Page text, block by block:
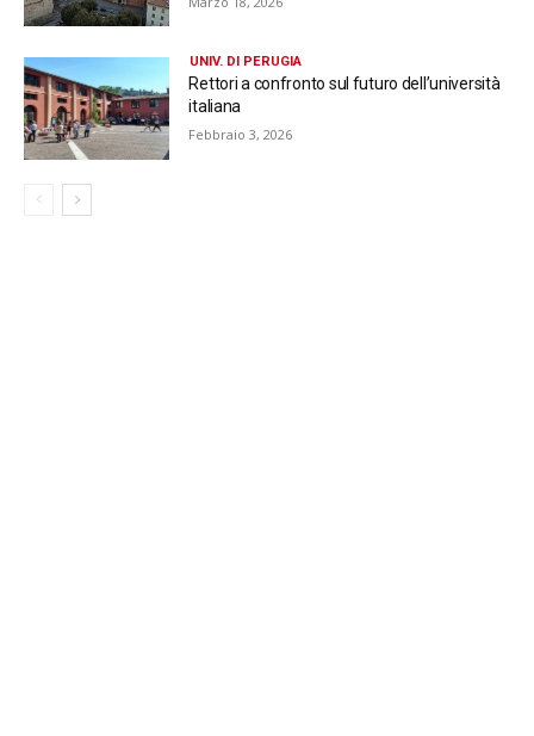
UNIV. DI PERUGIA
Rettori a confronto sul futuro dell’università
italiana
Febbraio 3, 2026